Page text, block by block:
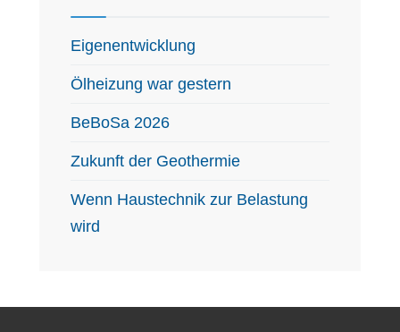
Eigenentwicklung
Ölheizung war gestern
BeBoSa 2026
Zukunft der Geothermie
Wenn Haustechnik zur Belastung
wird